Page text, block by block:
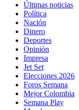
Últimas noticias
Política
Nación
Dinero
Deportes
Opinión
Impresa
Jet Set
Elecciones 2026
Foros Semana
Mejor Colombia
Semana Play